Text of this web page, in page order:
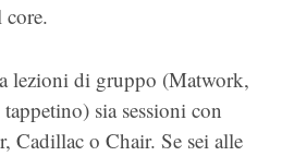
core.
lezioni di gruppo (Matwork,
sia sessioni con
Cadillac o Chair. Se sei alle